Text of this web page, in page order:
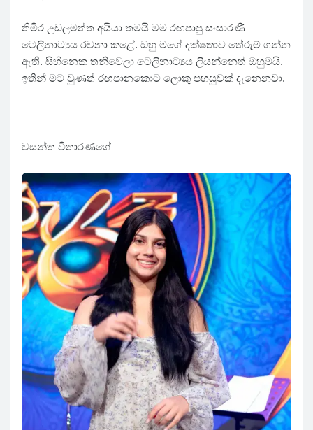
තිමිර උඩලමත්ත අයියා තමයි මම රඟපාපු සංසාරණී
ටෙලිනාට්‍යය රචනා කළේ. ඔහු මගේ දක්ෂතාව තේරුම් ගන්න
ඇති. සිහිනෙක තනිවෙලා ටෙලිනාට්‍යය ලියන්නෙත් ඔහුමයි.
ඉතින් මට වුණත් රඟපානකොට ලොකු පහසුවක් දැනෙනවා.
වසන්ත විතාරණගේ